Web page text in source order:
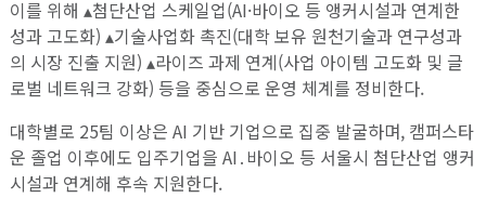
이를 위해 ▴첨단산업 스케일업(AI·바이오 등 앵커시설과 연계한
성과 고도화) ▴기술사업화 촉진(대학 보유 원천기술과 연구성과
의 시장 진출 지원) ▴라이즈 과제 연계(사업 아이템 고도화 및 글
로벌 네트워크 강화) 등을 중심으로 운영 체계를 정비한다.
대학별로 25팀 이상은 AI 기반 기업으로 집중 발굴하며, 캠퍼스타
운 졸업 이후에도 입주기업을 AI․바이오 등 서울시 첨단산업 앵커
시설과 연계해 후속 지원한다.